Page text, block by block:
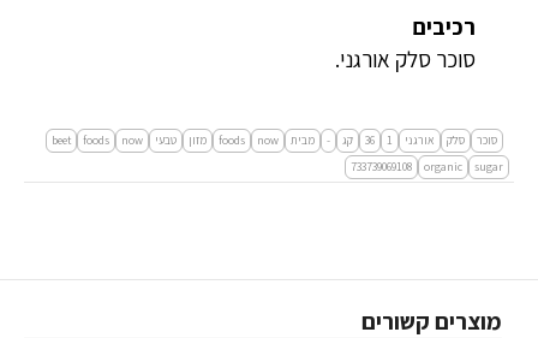
רכיבים
סוכר סלק אורגני.
סוכר סלק אורגני 1
36 קג - מבית now
foods מזון טבעי now
foods
beet
sugar
organic
733739069108
מוצרים קשורים